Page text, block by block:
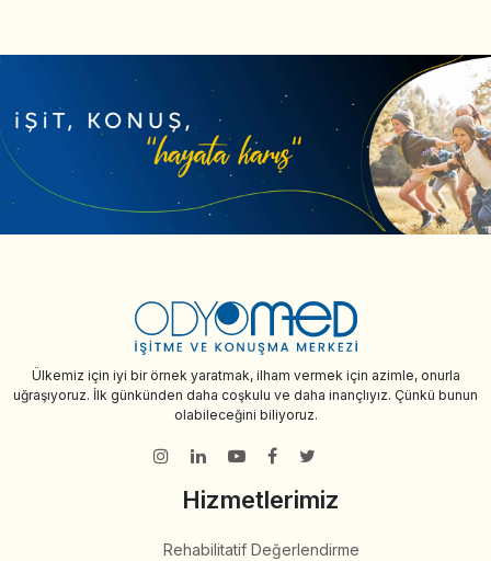
Ülkemiz için iyi bir örnek yaratmak, ilham vermek için azimle, onurla
uğraşıyoruz. İlk günkünden daha coşkulu ve daha inançlıyız. Çünkü bunun
olabileceğini biliyoruz.
Hizmetlerimiz
Rehabilitatif Değerlendirme